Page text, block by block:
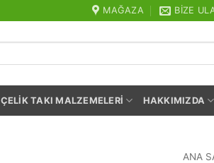
MAĞAZA BIZE
ÇELIK TAKI MALZEMELERI HAKKIMIZDA
ANA